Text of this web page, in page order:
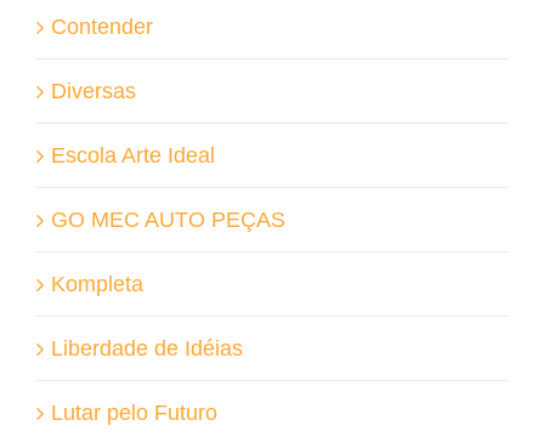
Contender
Diversas
Escola Arte Ideal
GO MEC AUTO PEÇAS
Kompleta
Liberdade de Idéias
Lutar pelo Futuro